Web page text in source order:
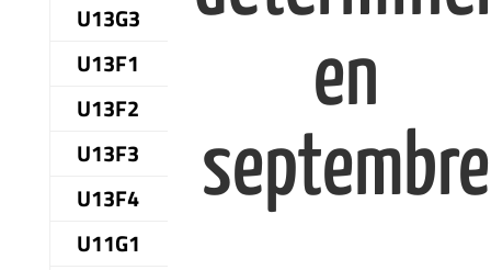
en
septembre
U13G3
U13F1
U13F2
U13F3
U13F4
U11G1